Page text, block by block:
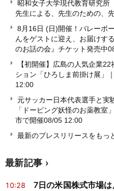
昭和女子大学現代教育研究所
先生による、先生のための、
8月16日 (日)開催！バレーボ
んをゲストに迎え、お届けす
のお話の会』チケット発売中
【初開催】広島の人気企業
ション「ひろしま前掛け展」
12:00
元サッカー日本代表選手と実
「ドーピング妖怪のお薬教室
市で開催08/05 12:00
最新のプレスリリースをもっ
最新記事
10:28
7日の米国株式市場